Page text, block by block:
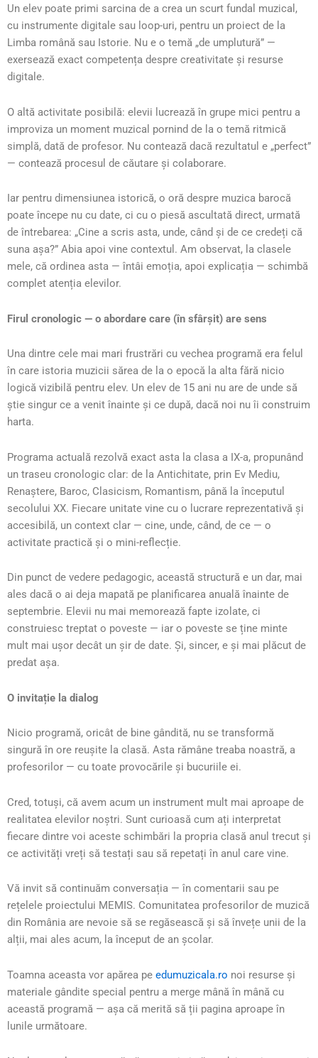
Un elev poate primi sarcina de a crea un scurt fundal muzical,
cu instrumente digitale sau loop-uri, pentru un proiect de la
Limba română sau Istorie. Nu e o temă „de umplutură” —
exersează exact competența despre creativitate și resurse
digitale.
O altă activitate posibilă: elevii lucrează în grupe mici pentru a
improviza un moment muzical pornind de la o temă ritmică
simplă, dată de profesor. Nu contează dacă rezultatul e „perfect”
— contează procesul de căutare și colaborare.
Iar pentru dimensiunea istorică, o oră despre muzica barocă
poate începe nu cu date, ci cu o piesă ascultată direct, urmată
de întrebarea: „Cine a scris asta, unde, când și de ce credeți că
suna așa?” Abia apoi vine contextul. Am observat, la clasele
mele, că ordinea asta — întâi emoția, apoi explicația — schimbă
complet atenția elevilor.
Firul cronologic — o abordare care (în sfârșit) are sens
Una dintre cele mai mari frustrări cu vechea programă era felul
în care istoria muzicii sărea de la o epocă la alta fără nicio
logică vizibilă pentru elev. Un elev de 15 ani nu are de unde să
știe singur ce a venit înainte și ce după, dacă noi nu îi construim
harta.
Programa actuală rezolvă exact asta la clasa a IX-a, propunând
un traseu cronologic clar: de la Antichitate, prin Ev Mediu,
Renaștere, Baroc, Clasicism, Romantism, până la începutul
secolului XX. Fiecare unitate vine cu o lucrare reprezentativă și
accesibilă, un context clar — cine, unde, când, de ce — o
activitate practică și o mini-reflecție.
Din punct de vedere pedagogic, această structură e un dar, mai
ales dacă o ai deja mapată pe planificarea anuală înainte de
septembrie. Elevii nu mai memorează fapte izolate, ci
construiesc treptat o poveste — iar o poveste se ține minte
mult mai ușor decât un șir de date. Și, sincer, e și mai plăcut de
predat așa.
O invitație la dialog
Nicio programă, oricât de bine gândită, nu se transformă
singură în ore reușite la clasă. Asta rămâne treaba noastră, a
profesorilor — cu toate provocările și bucuriile ei.
Cred, totuși, că avem acum un instrument mult mai aproape de
realitatea elevilor noștri. Sunt curioasă cum ați interpretat
fiecare dintre voi aceste schimbări la propria clasă anul trecut și
ce activități vreți să testați sau să repetați în anul care vine.
Vă invit să continuăm conversația — în comentarii sau pe
rețelele proiectului MEMIS. Comunitatea profesorilor de muzică
din România are nevoie să se regăsească și să învețe unii de la
alții, mai ales acum, la început de an școlar.
Toamna aceasta vor apărea pe edumuzicala.ro noi resurse și
materiale gândite special pentru a merge mână în mână cu
această programă — așa că merită să ții pagina aproape în
lunile următoare.